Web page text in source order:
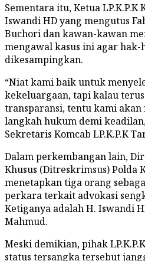
Sementara itu, Ketua LP.K.P.K
Iswandi HD yang mengutus
Buchori dan kawan-kawan
mengawal kasus ini agar
dikesampingkan.
“Niat kami baik untuk
kekeluargaan, tapi kalau
transparansi, tentu kami
langkah hukum demi
Sekretaris Komcab LP.K.P.K
Dalam perkembangan lain,
Khusus (Ditreskrimsus) Polda
menetapkan tiga orang
perkara terkait advokasi
Ketiganya adalah H. Iswandi
Mahmud.
Meski demikian, pihak
status tersangka tersebut